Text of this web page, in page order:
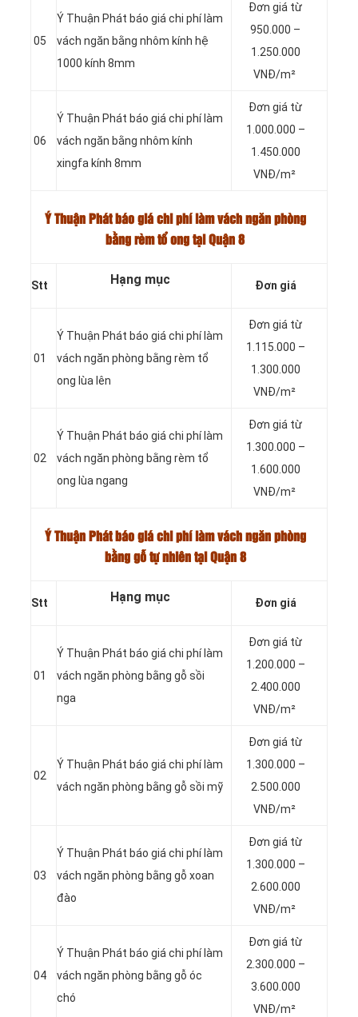
05
Ý Thuận Phát báo giá chi phí làm
vách ngăn bằng nhôm kính hệ
1000 kính 8mm
Đơn giá từ
950.000 –
1.250.000
VNĐ/m²
06
Ý Thuận Phát báo giá chi phí làm
vách ngăn bằng nhôm kính
xingfa kính 8mm
Đơn giá từ
1.000.000 –
1.450.000
VNĐ/m²
Ý Thuận Phát báo giá chi phí làm vách ngăn phòng
bằng rèm tổ ong tại Quận 8
Stt Hạng mục Đơn giá
01
Ý Thuận Phát báo giá chi phí làm
vách ngăn phòng bằng rèm tổ
ong lùa lên
Đơn giá từ
1.115.000 –
1.300.000
VNĐ/m²
02
Ý Thuận Phát báo giá chi phí làm
vách ngăn phòng bằng rèm tổ
ong lùa ngang
Đơn giá từ
1.300.000 –
1.600.000
VNĐ/m²
Ý Thuận Phát báo giá chi phí làm vách ngăn phòng
bằng gỗ tự nhiên tại Quận 8
Stt Hạng mục Đơn giá
01
Ý Thuận Phát báo giá chi phí làm
vách ngăn phòng bằng gỗ sồi
nga
Đơn giá từ
1.200.000 –
2.400.000
VNĐ/m²
02
Ý Thuận Phát báo giá chi phí làm
vách ngăn phòng bằng gỗ sồi mỹ
Đơn giá từ
1.300.000 –
2.500.000
VNĐ/m²
03
Ý Thuận Phát báo giá chi phí làm
vách ngăn phòng bằng gỗ xoan
đào
Đơn giá từ
1.300.000 –
2.600.000
VNĐ/m²
04
Ý Thuận Phát báo giá chi phí làm
vách ngăn phòng bằng gỗ óc
chó
Đơn giá từ
2.300.000 –
3.600.000
VNĐ/m²